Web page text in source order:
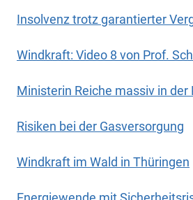
Insolvenz trotz garantierter
Windkraft: Video 8 von Prof.
Ministerin Reiche massiv in der
Risiken bei der Gasversorgung
Windkraft im Wald in Thüringen